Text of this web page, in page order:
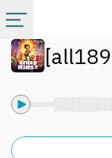
Categorie
Album
[all189